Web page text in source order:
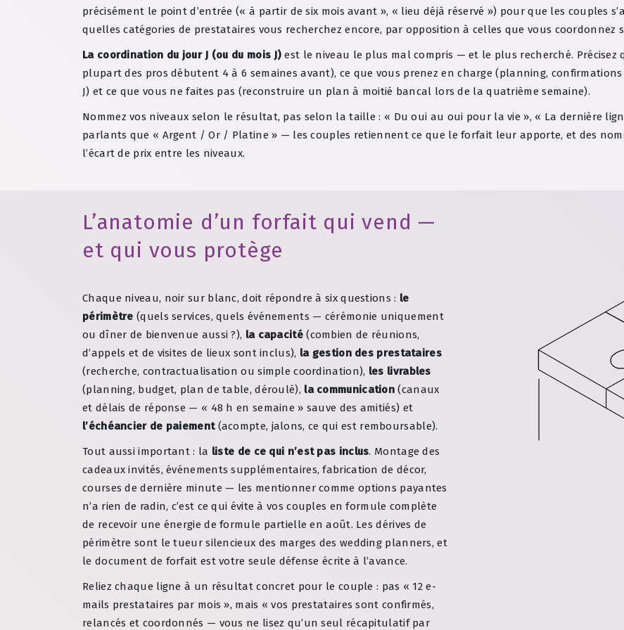
précisément le point d’entrée (« à partir de six mois avant », « lieu déjà réservé ») pour que les couples
quelles catégories de prestataires vous recherchez encore, par opposition à celles que vous coordonnez
La coordination du jour J (ou du mois J) est le niveau le plus mal compris — et le plus recherché. Précisez
plupart des pros débutent 4 à 6 semaines avant), ce que vous prenez en charge (planning,
J) et ce que vous ne faites pas (reconstruire un plan à moitié bancal lors de la quatrième semaine).
Nommez vos niveaux selon le résultat, pas selon la taille : « Du oui au oui pour la vie », « La dernière
parlants que « Argent / Or / Platine » — les couples retiennent ce que le forfait leur apporte, et des
l’écart de prix entre les niveaux.
L’anatomie d’un forfait qui vend —
et qui vous protège
Chaque niveau, noir sur blanc, doit répondre à six questions : le
périmètre (quels services, quels événements — cérémonie uniquement
ou dîner de bienvenue aussi ?), la capacité(combien de réunions,
d’appels et de visites de lieux sont inclus), la gestion des prestataires
(recherche, contractualisation ou simple coordination), les livrables
(planning, budget, plan de table, déroulé), la communication (canaux
et délais de réponse — « 48 h en semaine » sauve des amitiés) et
l’échéancier de paiement(acompte, jalons, ce qui est remboursable).
Tout aussi important : la liste de ce qui n’est pas inclus. Montage des
cadeaux invités, événements supplémentaires, fabrication de décor,
courses de dernière minute — les mentionner comme options payantes
n’a rien de radin, c’est ce qui évite à vos couples en formule complète
de recevoir une énergie de formule partielle en août. Les dérives de
périmètre sont le tueur silencieux des marges des wedding planners, et
le document de forfait est votre seule défense écrite à l’avance.
Reliez chaque ligne à un résultat concret pour le couple : pas « 12 e-
mails prestataires par mois », mais « vos prestataires sont confirmés,
relancés et coordonnés — vous ne lisez qu’un seul récapitulatif par